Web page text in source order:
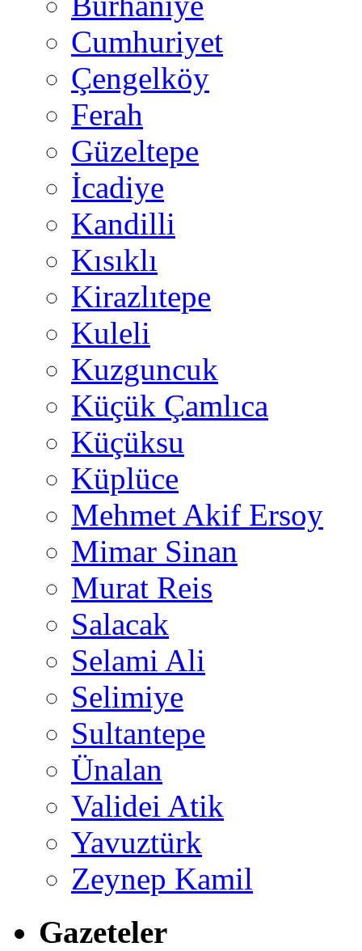
Cumhuriyet
Çengelköy
Ferah
Güzeltepe
İcadiye
Kandilli
Kısıklı
Kirazlıtepe
Kuleli
Kuzguncuk
Küçük Çamlıca
Küçüksu
Küplüce
Mehmet Akif Ersoy
Mimar Sinan
Murat Reis
Salacak
Selami Ali
Selimiye
Sultantepe
Ünalan
Validei Atik
Yavuztürk
Zeynep Kamil
Gazeteler